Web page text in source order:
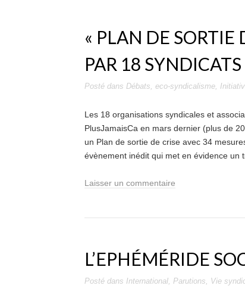
« PLAN DE SORTIE
PAR 18
Posté dans Débats, eco-syndicalisme,
Les 18 organisations syndicales et
PlusJamaisCa en mars dernier (plus de
un Plan de sortie de crise avec 34
évènement inédit qui met en évidence
Laisser un commentaire
L’EPHÉMÉRIDE
Posté dans International, Parutions, Vie